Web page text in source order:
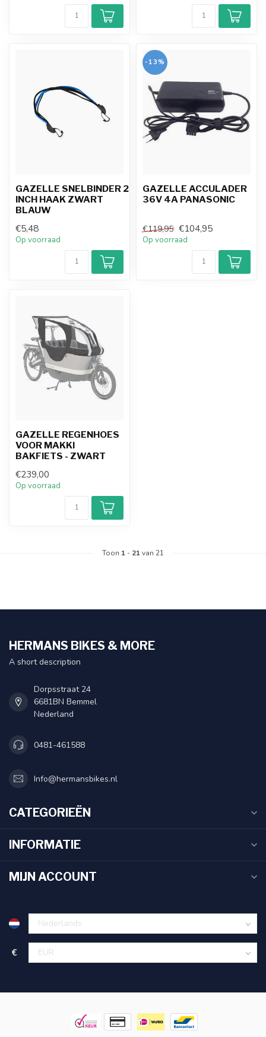
GAZELLE SNELBINDER 28
INCH HAAK ZWART
BLAUW
€5,48
Op voorraad
-13%
GAZELLE ACCULADER
36V 4A PANASONIC
€119,95 €104,95
Op voorraad
GAZELLE REGENHOES
VOOR MAKKI
BAKFIETS - ZWART
€239,00
Op voorraad
Toon 1 - 21van 21
HERMANS BIKES & MORE
A short description
Dorpsstraat 24
6681BN Bemmel
Nederland
0481-461588
Info@hermansbikes.nl
CATEGORIEËN
INFORMATIE
MIJN ACCOUNT
€